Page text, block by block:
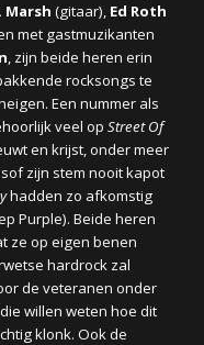
Marsh (gitaar), Ed Roth
met gastmuzikanten
, zijn beide heren erin
rocksongs te
Een nummer als
veel op Street Of
en krijst, onder meer
zijn stem nooit kapot
hadden zo afkomstig
Purple). Beide heren
ze op eigen benen
hardrock zal
de veteranen onder
willen weten hoe dit
klonk. Ook de